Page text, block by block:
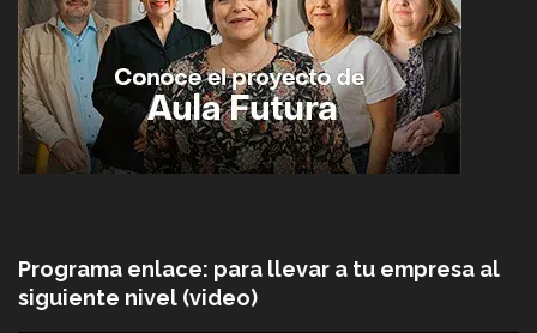
Programa enlace: para llevar a tu empresa al
siguiente nivel (video)